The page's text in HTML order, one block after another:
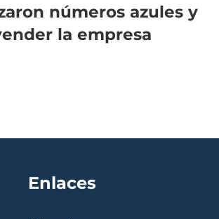
números azules y
la empresa
Enlaces